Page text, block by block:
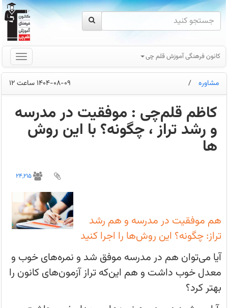
کانون فرهنگی آموزش قلم چی
مشاوره / 1404-08-09 ساعت 12
کاظم قلم‌چی : موفقیت در مدرسه
و رشد تراز ، چگونه؟ با این روش
ها
تراز:
چگونه؟
این
روش‌ها
اجرا
کنید
آیا
می‌توان
هم
در
24,215
هم موفقیت در مدرسه و هم رشد
تراز: چگونه؟ این روش‌ها را اجرا کنید
آیا می‌توان هم در مدرسه موفق شد و نمره‌های خوب و
معدل خوب داشت و هم این‌که تراز آزمون‌های کانون را
بهتر کرد؟